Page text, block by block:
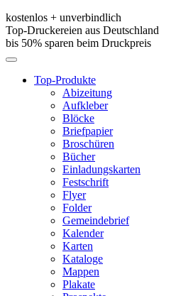
kostenlos + unverbindlich
Top-Druckereien aus Deutschland
bis 50% sparen beim Druckpreis
Toggle
navigationTop-Produkte
Abizeitung
Aufkleber
Blöcke
Briefpapier
Broschüren
Bücher
Einladungskarten
Festschrift
Flyer
Folder
Gemeindebrief
Kalender
Karten
Kataloge
Mappen
Plakate